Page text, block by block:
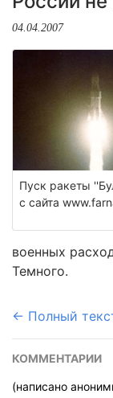
04.04.2007
Пуск ракеты
с сайта
военных
Темного.
← Полный
КОММЕНТАРИИ
(написано